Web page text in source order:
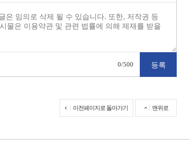
0/500
이전페이지로 돌아가기 맨위로